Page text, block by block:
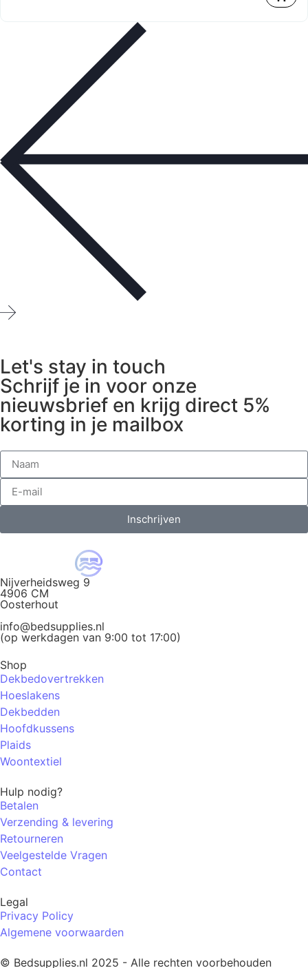
Let's stay in touch
Schrijf je in voor onze
nieuwsbrief en krijg direct 5%
korting in je mailbox
Inschrijven
Nijverheidsweg 9
4906 CM
Oosterhout
info@bedsupplies.nl
(op werkdagen van 9:00 tot 17:00)
Shop
Dekbedovertrekken
Hoeslakens
Dekbedden
Hoofdkussens
Plaids
Woontextiel
Hulp nodig?
Betalen
Verzending & levering
Retourneren
Veelgestelde Vragen
Contact
Legal
Privacy Policy
Algemene voorwaarden
© Bedsupplies.nl 2025 - Alle rechten voorbehouden